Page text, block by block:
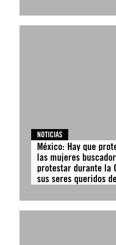
NOTICIAS
México: Hay que
las mujeres
protestar durante la
sus seres queridos